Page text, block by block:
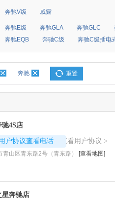
奔驰V级 威霆
奔驰E级 奔驰GLA 奔驰GLC
奔驰EQB
奔驰C级 奔驰C级插电
奔驰 重置
4S店
户协议查看电话
3278 查看用户协议 >
青山区青东路2号（青东路）
[查看地图]
星奔驰店